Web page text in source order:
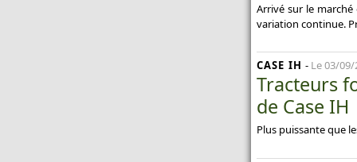
Arrivé sur le marché
variation continue.
CASE IH - Le 03/09/
Tracteurs
de Case IH
Plus puissante que